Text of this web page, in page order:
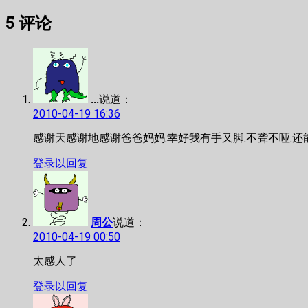
导
章：
文
章：
5评论
...说道：
2010-04-19 16:36
感谢天感谢地感谢爸爸妈妈.幸好我有手又脚.不聋不哑.
登录以回复
周公说道：
2010-04-19 00:50
太感人了
登录以回复